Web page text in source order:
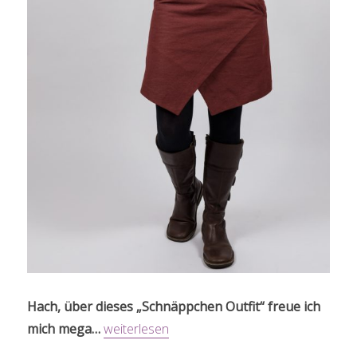
Hach, über dieses „Schnäppchen Outfit“ freue ich
mich mega…„Burda Rock und Bluse“
weiterlesen